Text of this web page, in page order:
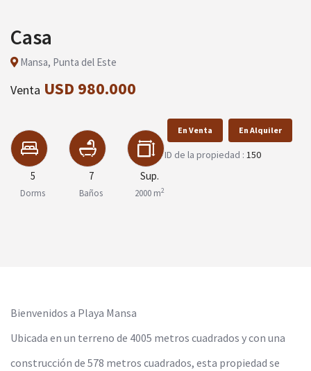
Casa
Mansa, Punta del Este
Venta USD 980.000
5
Dorms
7
Baños
Sup.
2000 m2
En Venta En Alquiler
ID de la propiedad : 150
Bienvenidos a Playa Mansa
Ubicada en un terreno de 4005 metros cuadrados y con una
construcción de 578 metros cuadrados, esta propiedad se